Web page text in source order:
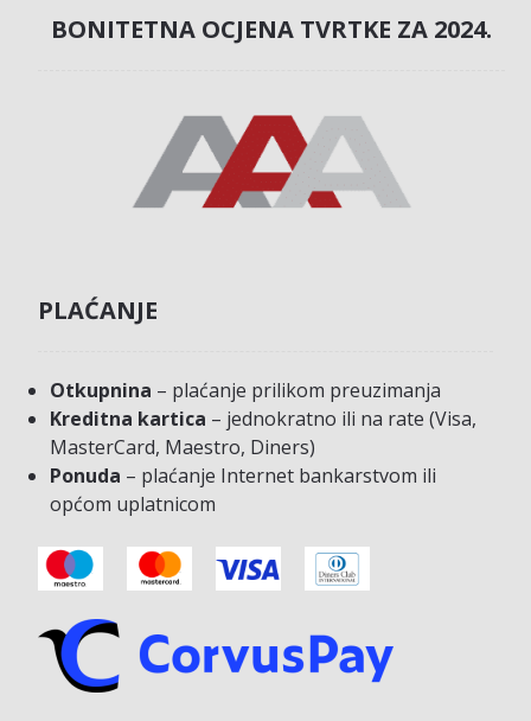
BONITETNA OCJENA TVRTKE ZA 2024.
PLAĆANJE
Otkupnina – plaćanje prilikom preuzimanja
Kreditna kartica – jednokratno ili na rate (Visa,
MasterCard, Maestro, Diners)
Ponuda – plaćanje Internet bankarstvom ili
općom uplatnicom